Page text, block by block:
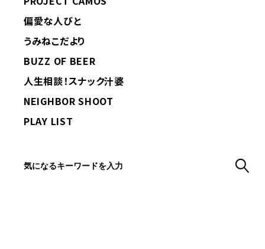
偏愛な人びと
うみねこだより
BUZZ OF BEER
人生相談！スナック汁婆
NEIGHBOR SHOOT
PLAY LIST